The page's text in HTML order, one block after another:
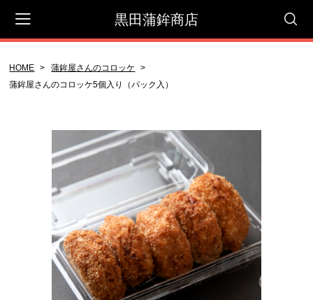
黒田蒲鉾商店
贈答用
御自宅用
蒲鉾屋さんのコロッケ
天ぷら＆その他
HOME
蒲鉾屋さんのコロッケ
蒲鉾屋さんのコロッケ5個入り（パック入）